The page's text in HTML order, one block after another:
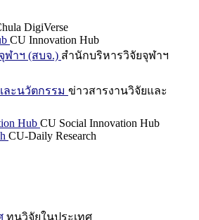
DigiVerse
CU Innovation Hub
ฬาฯ (สบจ.) สำนักบริหารวิจัยจุฬาฯ
ละนวัตกรรม ข่าวสารงานวิจัยและ
Hub CU Social Innovation Hub
CU-Daily Research
ทุนวิจัยในประเทศ